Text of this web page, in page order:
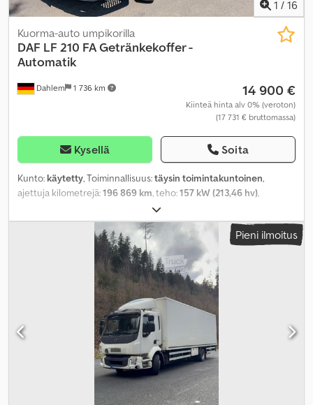
1 / 16
Dahlem 1 736 km
Kuorma-auto umpikorilla
DAF LF 210 FA Getränkekoffer -
Automatik
14 900 €
Kiinteä hinta alv 0% (veroton)
(17 731 € bruttomassa)
Kysellä Soita
Kunto: käytetty, Toiminnallisuus:täysin toimintakuntoinen,
ajettuja kilometrejä:196 869 km , teho:157 kW (213,46 hv)
, polttoainetyyppi:
6 485 kg, maksimi kuormauspaino:5 505 kg, kokonaispaino:
, renkaan koko:245/70 R17,5 , akselikokoonpano: 4x2,
, jarrut:moottorijarrutus , väri:
päiväohjaamo, vaihteistotyyppi:automaattinen
Euro 6 , jousitus:teräs-ilma, istuimien määrä:
kuormatilan tilavuus: 31,37 m³ , kuormatilan pituus:
2 490 mm, kuormatilan korkeus:
Valmistusvuosi:
2018, Varusteet:ABS, AdBlue, Ajopiirturi,
Bluetooth, EBS (Elektroninen jarrujärjestelmä), USB-portti,
ajoneuvotietokone, elektroninen ajonvakautusjärjestelmä (ESP),
ilmastointi, kaistavahti, keskuslukitus, kuolleen kulman avustin,
kuorma-auton rekisteröinti, luistonesto, navigointijärjestelmä,
noesuodatin, peruutuskamera, savuton ajoneuvo, sähköinen
Pieni ilmoitus